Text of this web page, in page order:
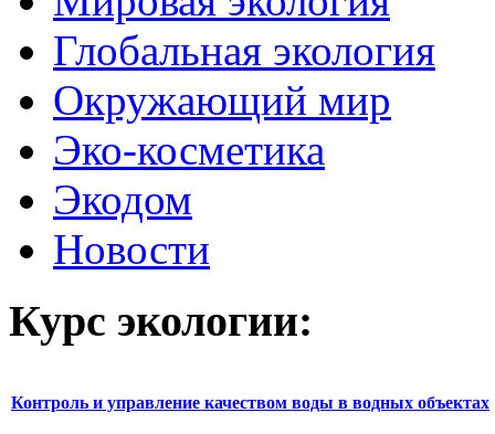
Глобальная экология
Окружающий мир
Эко-косметика
Экодом
Новости
Курс экологии:
Контроль и управление качеством воды в водных объектах